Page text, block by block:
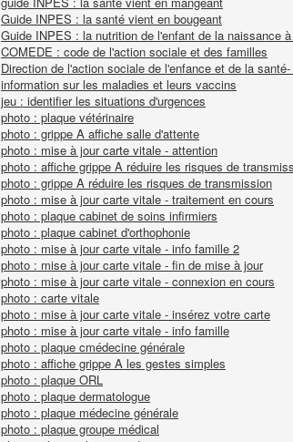
Guide INPES : la santé vient en bougeant
Guide INPES : la nutrition de l'enfant de la naissance
COMEDE : code de l'action sociale et des familles
Direction de l'action sociale de l'enfance et de la
information sur les maladies et leurs vaccins
jeu : identifier les situations d'urgences
photo : plaque vétérinaire
photo : grippe A affiche salle d'attente
photo : mise à jour carte vitale - attention
photo : affiche grippe A réduire les risques de
photo : grippe A réduire les risques de transmission
photo : mise à jour carte vitale - traitement en cours
photo : plaque cabinet de soins infirmiers
photo : plaque cabinet d'orthophonie
photo : mise à jour carte vitale - info famille 2
photo : mise à jour carte vitale - fin de mise à jour
photo : mise à jour carte vitale - connexion en cours
photo : carte vitale
photo : mise à jour carte vitale - insérez votre carte
photo : mise à jour carte vitale - info famille
photo : plaque cmédecine générale
photo : affiche grippe A les gestes simples
photo : plaque ORL
photo : plaque dermatologue
photo : plaque médecine générale
photo : plaque groupe médical